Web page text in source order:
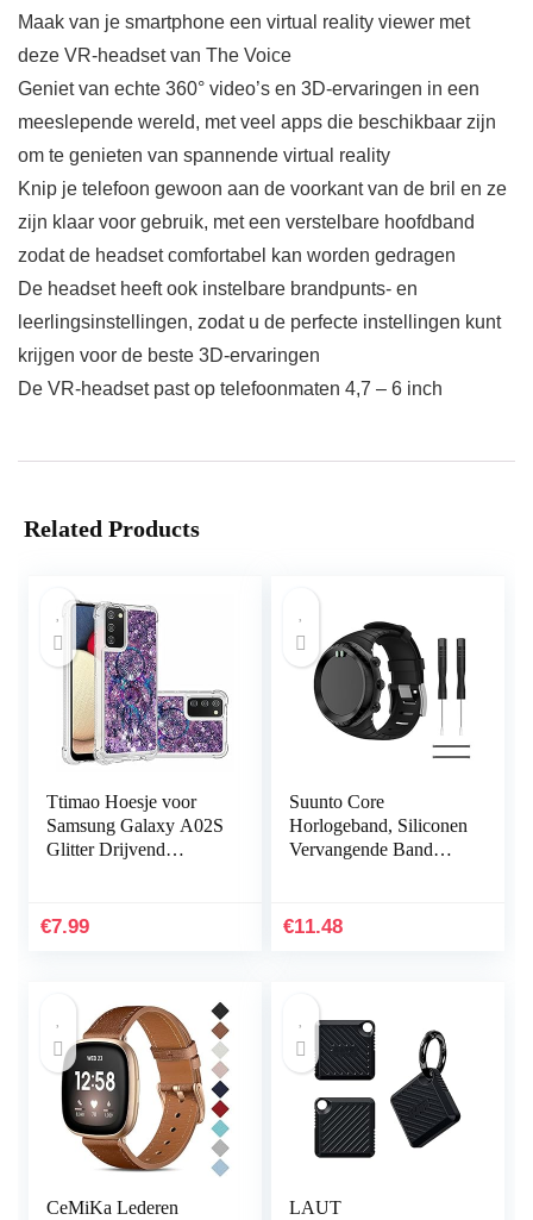
Maak van je smartphone een virtual reality viewer met
deze VR-headset van The Voice
Geniet van echte 360° video’s en 3D-ervaringen in een
meeslepende wereld, met veel apps die beschikbaar zijn
om te genieten van spannende virtual reality
Knip je telefoon gewoon aan de voorkant van de bril en ze
zijn klaar voor gebruik, met een verstelbare hoofdband
zodat de headset comfortabel kan worden gedragen
De headset heeft ook instelbare brandpunts- en
leerlingsinstellingen, zodat u de perfecte instellingen kunt
krijgen voor de beste 3D-ervaringen
De VR-headset past op telefoonmaten 4,7 – 6 inch
Related Products
Ttimao Hoesje voor
Samsung Galaxy A02S
Glitter Drijvend
Transparant Zacht
€7.99
Suunto Core
Horlogeband, Siliconen
Vervangende Band
Horlogeband
€11.48
CeMiKa Lederen
LAUT